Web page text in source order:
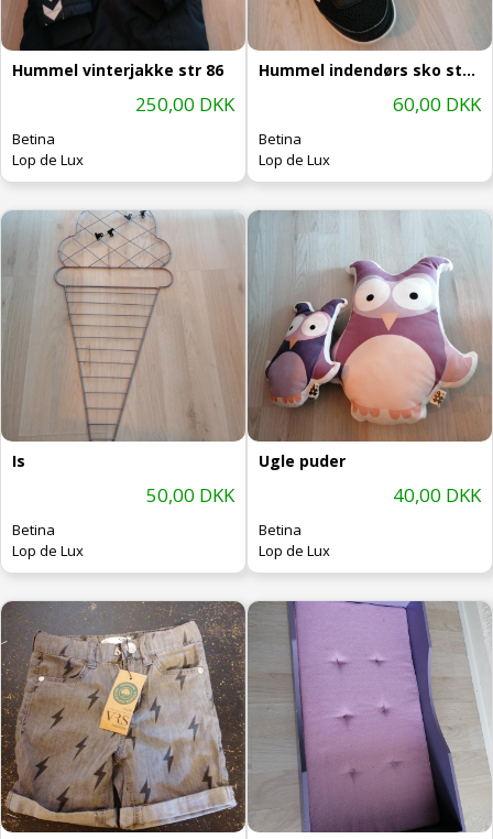
Hummel vinterjakke str 86
250,00 DKK
Betina
Lop de Lux
Hummel indendørs sko str 30
60,00 DKK
Betina
Lop de Lux
Is
50,00 DKK
Betina
Lop de Lux
Ugle puder
40,00 DKK
Betina
Lop de Lux